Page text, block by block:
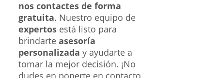
nos contactes de forma
gratuita. Nuestro equipo de
expertos está listo para
brindarte asesoría
personalizada y ayudarte a
tomar la mejor decisión. ¡No
dudes en ponerte en contacto